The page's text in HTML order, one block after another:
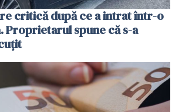
critică după ce a intrat într-o
Proprietarul spune că s-a